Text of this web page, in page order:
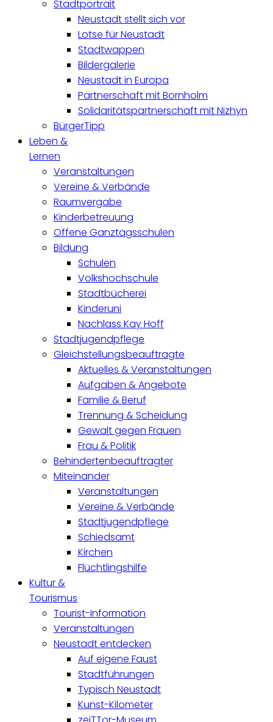
Stadtportrait
Neustadt stellt sich vor
Lotse für Neustadt
Stadtwappen
Bildergalerie
Neustadt in Europa
Partnerschaft mit Bornholm
Solidaritätspartnerschaft mit Nizhyn
BürgerTipp
Leben &
Lernen
Veranstaltungen
Vereine & Verbände
Raumvergabe
Kinderbetreuung
Offene Ganztagsschulen
Bildung
Schulen
Volkshochschule
Stadtbücherei
Kinderuni
Nachlass Kay Hoff
Stadtjugendpflege
Gleichstellungsbeauftragte
Aktuelles & Veranstaltungen
Aufgaben & Angebote
Familie & Beruf
Trennung & Scheidung
Gewalt gegen Frauen
Frau & Politik
Behindertenbeauftragter
Miteinander
Veranstaltungen
Vereine & Verbände
Stadtjugendpflege
Schiedsamt
Kirchen
Flüchtlingshilfe
Kultur &
Tourismus
Tourist-Information
Veranstaltungen
Neustadt entdecken
Auf eigene Faust
Stadtführungen
Typisch Neustadt
Kunst-Kilometer